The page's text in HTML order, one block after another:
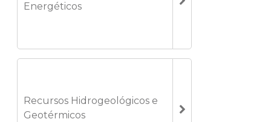
Energéticos
Recursos Hidrogeológicos e
Geotérmicos